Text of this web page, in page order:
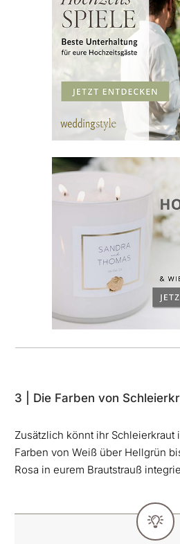
3 | Die Farben von
Zusätzlich könnt ihr Schleierkraut
Farben von Weiß über Hellgrün
Rosa in eurem Brautstrauß